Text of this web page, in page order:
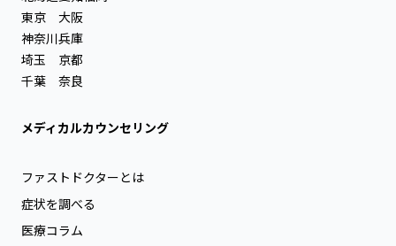
東京
神奈川
埼玉
千葉
大阪
兵庫
京都
奈良
メディカルカウンセリング
ファストドクターとは
症状を調べる
医療コラム